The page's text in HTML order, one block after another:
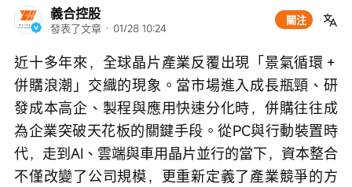
義合控股
發表了文章 · 01/28 10:24
關注
近十多年來，全球晶片產業反覆出現「景氣循環＋
併購浪潮」交織的現象。當市場進入成長瓶頸、研
發成本高企、製程與應用快速分化時，併購往往成
為企業突破天花板的關鍵手段。從PC與行動裝置時
代，走到AI、雲端與車用晶片並行的當下，資本整合
不僅改變了公司規模，更重新定義了產業競爭的方